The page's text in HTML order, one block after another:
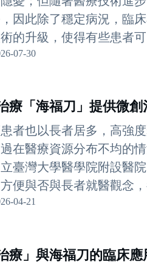
因此除了穩定病況，臨
的升級，使得有些患者
07-30
療「海福刀」提供微創
者也以長者居多，高強
在醫療資源分布不均的
臺灣大學醫學院附設醫
便與否與長者就醫觀念
04-21
療」與海福刀的臨床應